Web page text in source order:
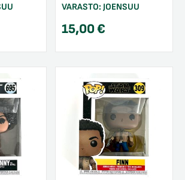
VARASTO: JOENSUU
15,00€